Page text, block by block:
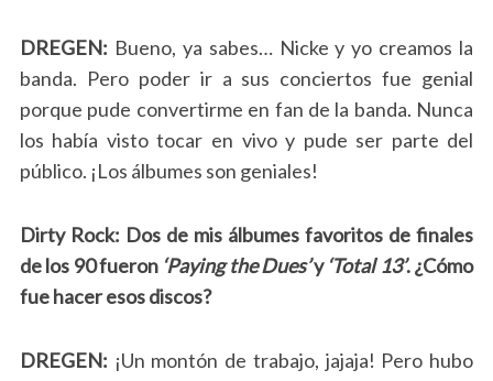
DREGEN: Bueno, ya sabes… Nicke y yo creamos la
banda. Pero poder ir a sus conciertos fue genial
porque pude convertirme en fan de la banda. Nunca
los había visto tocar en vivo y pude ser parte del
público. ¡Los álbumes son geniales!
Dirty Rock: Dos de mis álbumes favoritos de finales
de los 90 fueron ‘Paying the Dues’y ‘Total 13’. ¿Cómo
fue hacer esos discos?
DREGEN: ¡Un montón de trabajo, jajaja! Pero hubo